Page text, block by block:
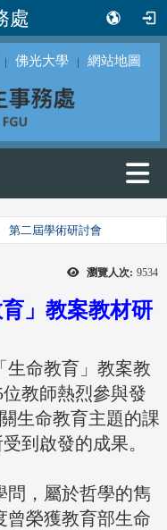
處
｜ 佛光大學 ｜ 網站地圖
第二屆學術研討會
瀏覽人次: 9534
」教案教材研
生命教育」教案教
教師熱烈參與發
生命教育主題的課
到啟發的成果。
問，屬於哲學的雋
曾榮獲教育部生命